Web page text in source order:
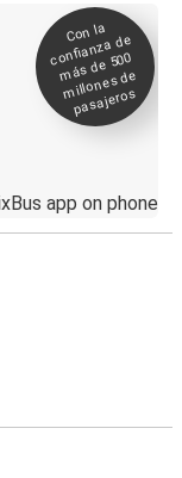
Con la
confianza de
más de 500
millones de
pasajeros